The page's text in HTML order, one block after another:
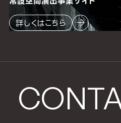
詳しくはこちら